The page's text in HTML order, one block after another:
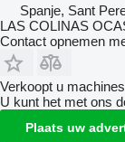
Spanje, Sant
LAS COLINAS
Contact opnemen
Verkoopt u
U kunt het met ons
Plaats uw